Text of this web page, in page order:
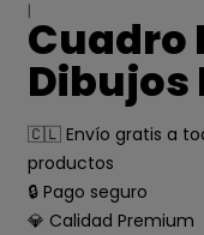
|
Cuadro
Dibujos
🇨🇱 Envío gratis a
productos
🔒 Pago seguro
💎 Calidad Premium